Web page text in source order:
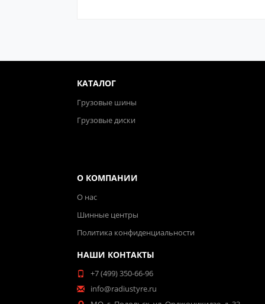
КАТАЛОГ
Грузовые шины
Грузовые диски
О КОМПАНИИ
О нас
Шинные центры
Политика конфиденциальности
НАШИ КОНТАКТЫ
+7 (499) 350-66-96
info@radiustyre.ru